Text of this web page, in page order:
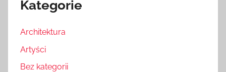
Kategorie
Architektura
Artyści
Bez kategorii